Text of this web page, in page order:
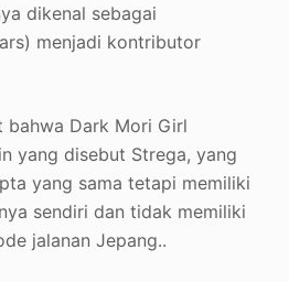
dikenal sebagai
menjadi kontributor
bahwa Dark Mori Girl
yang disebut Strega, yang
yang sama tetapi memiliki
sendiri dan tidak memiliki
jalanan Jepang..